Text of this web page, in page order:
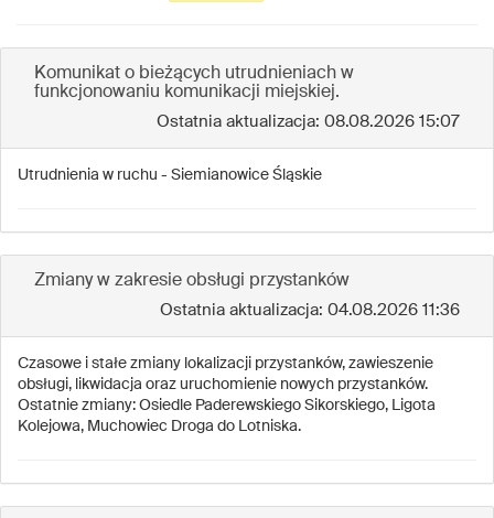
Komunikat o bieżących utrudnieniach w
funkcjonowaniu komunikacji miejskiej.
Ostatnia aktualizacja: 08.08.2026 15:07
Utrudnienia w ruchu - Siemianowice Śląskie
Zmiany w zakresie obsługi przystanków
Ostatnia aktualizacja: 04.08.2026 11:36
Czasowe i stałe zmiany lokalizacji przystanków, zawieszenie
obsługi, likwidacja oraz uruchomienie nowych przystanków.
Ostatnie zmiany: Osiedle Paderewskiego Sikorskiego, Ligota
Kolejowa, Muchowiec Droga do Lotniska.